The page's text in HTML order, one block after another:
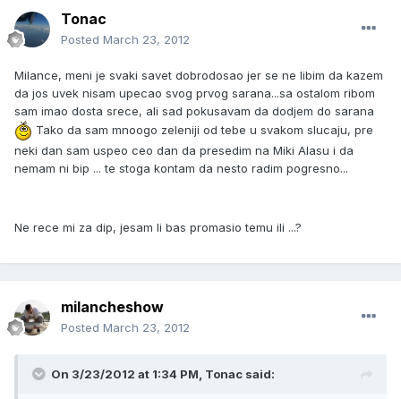
Tonac
Posted March 23, 2012
Milance, meni je svaki savet dobrodosao jer se ne libim da kazem
da jos uvek nisam upecao svog prvog sarana...sa ostalom ribom
sam imao dosta srece, ali sad pokusavam da dodjem do sarana
Tako da sam mnoogo zeleniji od tebe u svakom slucaju, pre
neki dan sam uspeo ceo dan da presedim na Miki Alasu i da
nemam ni bip ... te stoga kontam da nesto radim pogresno...
Ne rece mi za dip, jesam li bas promasio temu ili ...?
milancheshow
Posted March 23, 2012
On 3/23/2012 at 1:34 PM, Tonac said: